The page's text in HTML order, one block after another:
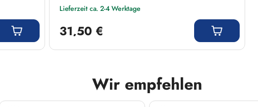
Lieferzeit ca. 2-4 Werktage
31,50 €
Wir empfehlen